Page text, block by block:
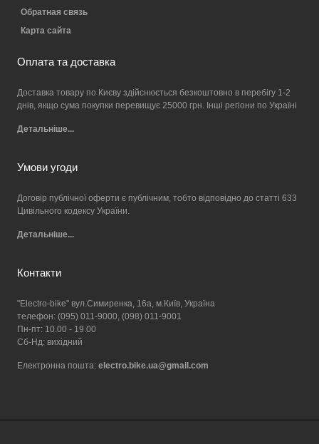
Обратная связь
Карта сайта
Оплата та доставка
Доставка товару по Києву здійснюється безкоштовно в перебігу 1-2
днів, якщо сума покупки перевищує 25000 грн. Інші регіони по Україні
Детальніше...
Умови угоди
Договір публічної оферти є публічним, тобто відповідно до статті 633
Цивільного кодексу України.
Детальніше...
Контакти
"Electro-bike" вул.Симиренка, 16а, м.Київ, Україна
телефон: (095) 011-9000, (098) 011-9001
Пн-пт: 10.00 - 19.00
Сб-Нд: вихідний
Електронна пошта: electro.bike.ua@gmail.com